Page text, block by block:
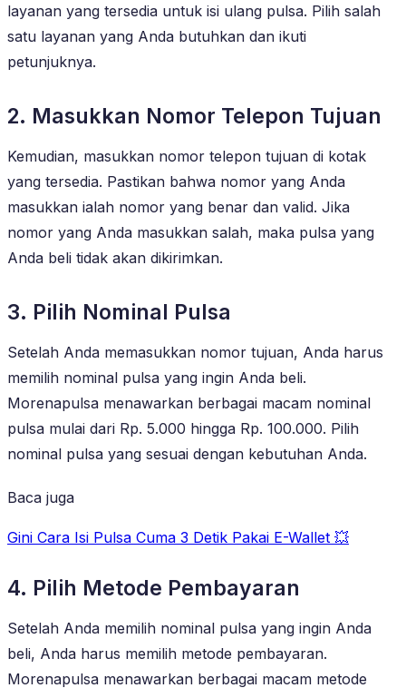
layanan yang tersedia untuk isi ulang pulsa. Pilih salah
satu layanan yang Anda butuhkan dan ikuti
petunjuknya.
2. Masukkan Nomor Telepon Tujuan
Kemudian, masukkan nomor telepon tujuan di kotak
yang tersedia. Pastikan bahwa nomor yang Anda
masukkan ialah nomor yang benar dan valid. Jika
nomor yang Anda masukkan salah, maka pulsa yang
Anda beli tidak akan dikirimkan.
3. Pilih Nominal Pulsa
Setelah Anda memasukkan nomor tujuan, Anda harus
memilih nominal pulsa yang ingin Anda beli.
Morenapulsa menawarkan berbagai macam nominal
pulsa mulai dari Rp. 5.000 hingga Rp. 100.000. Pilih
nominal pulsa yang sesuai dengan kebutuhan Anda.
Baca juga
Gini Cara Isi Pulsa Cuma 3 Detik Pakai E-Wallet 💥
4. Pilih Metode Pembayaran
Setelah Anda memilih nominal pulsa yang ingin Anda
beli, Anda harus memilih metode pembayaran.
Morenapulsa menawarkan berbagai macam metode